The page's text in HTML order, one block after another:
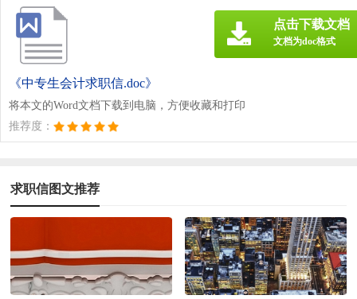
《中专生会计求职信.doc》
将本文的Word文档下载到电脑，方便收藏和打印
推荐度：
点击下载文档
文档为doc格式
求职信图文推荐